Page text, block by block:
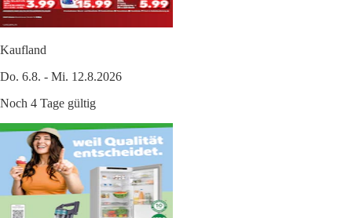
Kaufland
Do. 6.8. - Mi. 12.8.2026
Noch 4 Tage gültig